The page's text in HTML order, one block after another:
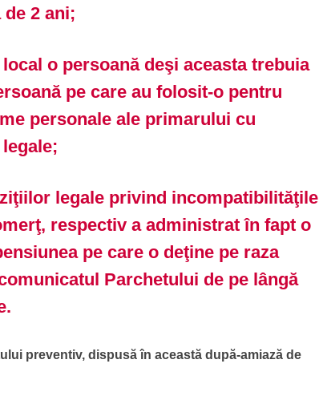
2 ani;
o persoană deşi aceasta trebuia
pe care au folosit-o pentru
personale ale primarului cu
legale privind incompatibilităţile
respectiv a administrat în fapt o
pe care o deţine pe raza
Parchetului de pe lângă
preventiv, dispusă în această după-amiază de